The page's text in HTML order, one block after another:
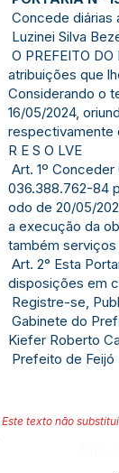
Concede diárias
Luzinei Silva
O PREFEITO
atribuições que
Considerando o
16/05/2024,
respectivamente
R E S O LVE
Art. 1º
036.388.762-84
odo de 20/05/
a execução da
também
Art. 2° Esta
disposições em
Registre-se,
Gabinete do
Kiefer Roberto
Prefeito de Feijó
Este texto não